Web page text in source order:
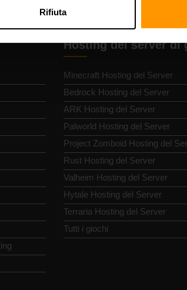
Rifiuta
Hosting del server di
Minecraft Hosting del Server
Bedrock Hosting del Server
ARK Hosting del Server
Palworld Hosting del Server
Project Zomboid Hosting del
Rust Hosting del Server
Valheim Hosting del Server
Hytale Hosting del Server
Terraria Hosting del Server
Tutti i giochi